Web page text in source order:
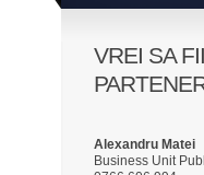
VREI SA FII
Alexandru Matei
Business Unit